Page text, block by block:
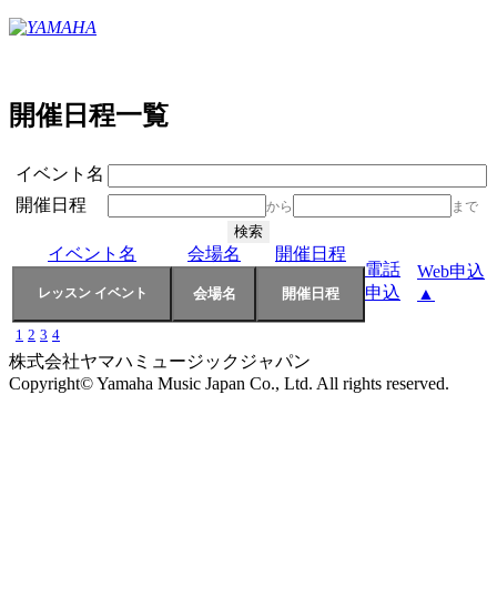
開催日程一覧
イベント名
開催日程
から まで
イベント名 会場名
開催日程
電話
申込
Web申込
▲
1 2 3 4
株式会社ヤマハミュージックジャパン
Copyright© Yamaha Music Japan Co., Ltd. All rights reserved.